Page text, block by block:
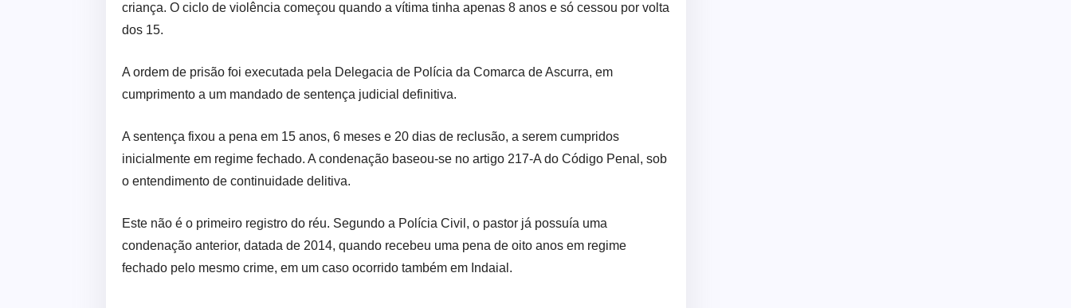
criança. O ciclo de violência começou quando a vítima tinha apenas 8 anos e só cessou por volta
dos 15.
A ordem de prisão foi executada pela Delegacia de Polícia da Comarca de Ascurra, em
cumprimento a um mandado de sentença judicial definitiva.
A sentença fixou a pena em 15 anos, 6 meses e 20 dias de reclusão, a serem cumpridos
inicialmente em regime fechado. A condenação baseou-se no artigo 217-A do Código Penal, sob
o entendimento de continuidade delitiva.
Este não é o primeiro registro do réu. Segundo a Polícia Civil, o pastor já possuía uma
condenação anterior, datada de 2014, quando recebeu uma pena de oito anos em regime
fechado pelo mesmo crime, em um caso ocorrido também em Indaial.